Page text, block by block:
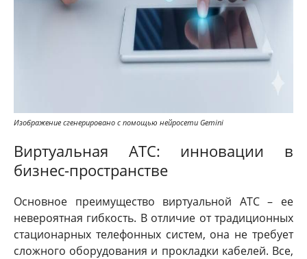
Изображение сгенерировано с помощью нейросети Gemini
Виртуальная АТС: инновации в
бизнес-пространстве
Основное преимущество виртуальной АТС – ее
невероятная гибкость. В отличие от традиционных
стационарных телефонных систем, она не требует
сложного оборудования и прокладки кабелей. Все,